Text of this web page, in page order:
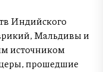
Индийского
Мальдивы и
источником
прошедшие